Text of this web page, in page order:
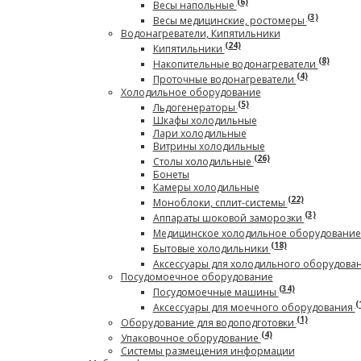
Весы напольные
Весы медицинские, ростомеры(3)
Водонагреватели, Кипятильники
Кипятильники(24)
Накопительные водонагреватели(8)
Проточные водонагреватели(4)
Холодильное оборудование
Льдогенераторы(5)
Шкафы холодильные
Лари холодильные
Витрины холодильные
Столы холодильные(26)
Бонеты
Камеры холодильные
Моноблоки, сплит-системы(22)
Аппараты шоковой заморозки(3)
Медицинское холодильное
Бытовые холодильники(18)
Аксессуары для холодильного
Посудомоечное оборудование
Посудомоечные машины(34)
Аксессуары для моечного оборудования
Оборудование для водоподготовки(1)
Упаковочное оборудование(4)
Системы размещения информации